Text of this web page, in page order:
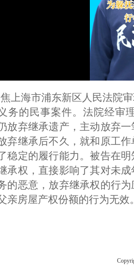
上海市浦东新区人民法院
务的民事案件。法院经审
放弃继承遗产，主动放弃
弃继承后不久，就和原工
稳定的履行能力。被告在
承权，直接影响了其对未
的恶意，放弃继承权的行
亲房屋产权份额的行为无效